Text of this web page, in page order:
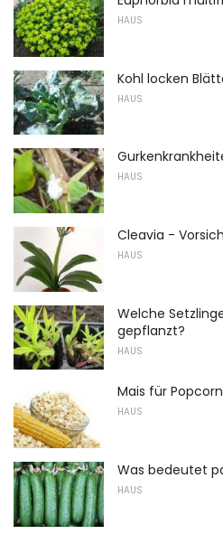
HAUS
Kohl locken
HAUS
HAUS
Cleavia -
HAUS
Welche
gepflanzt?
HAUS
Mais für Popcorn
HAUS
Was bedeutet
HAUS